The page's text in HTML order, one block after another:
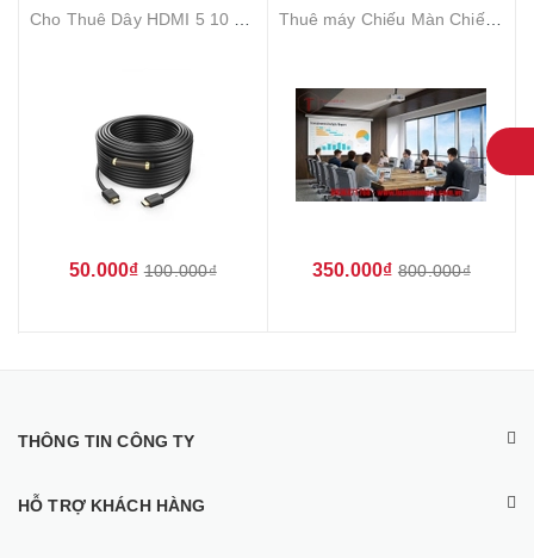
50.000₫ 100.000₫
Thuê máy Chiếu Màn Chiếu Hà Nội Giá 350K Xem Bóng Đá Hội Nghị Sự Kiện
350.000₫ 800.000₫
THÔNG TIN CÔNG TY
HỖ TRỢ KHÁCH HÀNG